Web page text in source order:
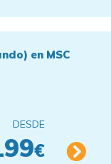
en MSC
DESDE
€